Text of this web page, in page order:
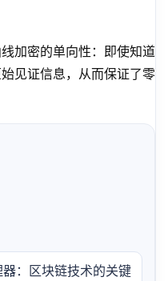
加密的单向性：即使知道
见证信息，从而保证了零
：区块链技术的关键